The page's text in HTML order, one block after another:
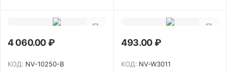
4 060.00₽
КОД: NV-10250-B
493.00₽
КОД: NV-W3011